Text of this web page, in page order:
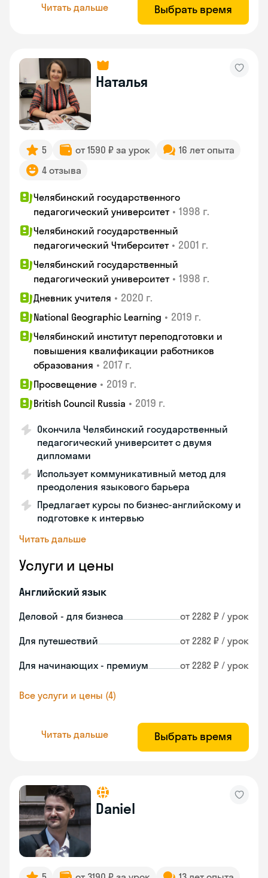
Читать дальше Выбрать время
Наталья
5 от 1590 ₽ за урок
16 лет опыта
4 отзыва
Челябинский государственного
педагогический университет • 1998 г.
Челябинский государственный
педагогический Чтиберситет • 2001 г.
Челябинский государственный
педагогический университет • 1998 г.
Дневник учителя • 2020 г.
National Geographic Learning • 2019 г.
Челябинский институт переподготовки и
повышения квалификации работников
образования • 2017 г.
Просвещение • 2019 г.
British Council Russia • 2019 г.
Окончила Челябинский государственный
педагогический университет с двумя
дипломами
Использует коммуникативный метод для
преодоления языкового барьера
Предлагает курсы по бизнес-английскому и
подготовке к интервью
Читать дальше
Услуги и цены
Английский язык
Деловой - для бизнеса от 2282 ₽ / урок
Для путешествий от 2282 ₽ / урок
Для начинающих - премиум от 2282 ₽ / урок
Все услуги и цены (4)
Читать дальше Выбрать время
Daniel